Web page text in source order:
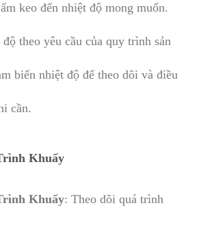
keo đến nhiệt độ mong muốn.
theo yêu cầu của quy trình sản
biến nhiệt độ để theo dõi và điều
cần.
Khuấy
Khuấy: Theo dõi quá trình